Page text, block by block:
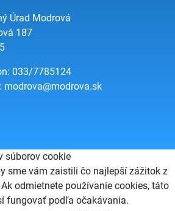
Úrad Modrová
187
033/7785124
modrova@modrova.sk
súborov cookie
sme vám zaistili čo najlepší zážitok z
odmietnete používanie cookies, táto
fungovať podľa očakávania.